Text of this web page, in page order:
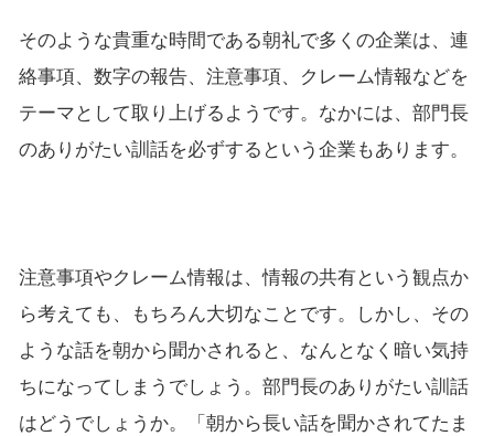
そのような貴重な時間である朝礼で多くの企業は、連
絡事項、数字の報告、注意事項、クレーム情報などを
テーマとして取り上げるようです。なかには、部門長
のありがたい訓話を必ずするという企業もあります。
注意事項やクレーム情報は、情報の共有という観点か
ら考えても、もちろん大切なことです。しかし、その
ような話を朝から聞かされると、なんとなく暗い気持
ちになってしまうでしょう。部門長のありがたい訓話
はどうでしょうか。「朝から長い話を聞かされてたま